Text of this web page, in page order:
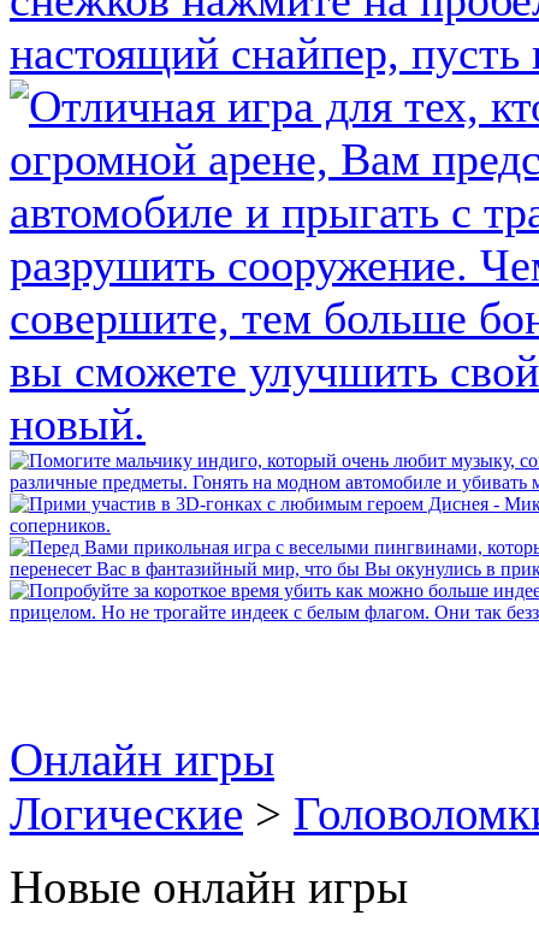
Онлайн игры
Логические >
Новые онлайн игры